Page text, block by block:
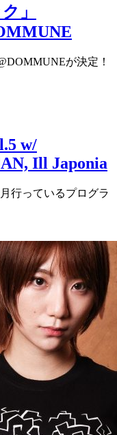
」
が決定！
w/
Ill Japonia
行っているプログラ